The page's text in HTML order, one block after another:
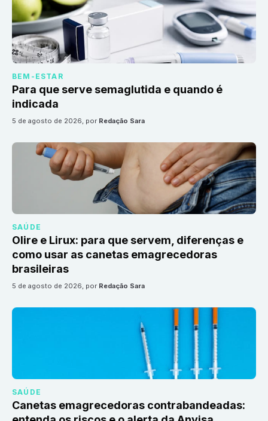
BEM-ESTAR
Para que serve semaglutida e quando é
indicada
5 de agosto de 2026, por Redação Sara
SAÚDE
Olire e Lirux: para que servem, diferenças e
como usar as canetas emagrecedoras
brasileiras
5 de agosto de 2026, por Redação Sara
SAÚDE
Canetas emagrecedoras contrabandeadas: